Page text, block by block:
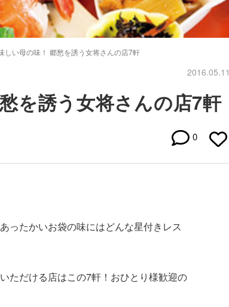
しい母の味！ 郷愁を誘う女将さんの店7軒
2016.05.11
を誘う女将さんの店7軒
0
ったかいお袋の味にはどんな星付きレス
ただける店はこの7軒！おひとり様歓迎の